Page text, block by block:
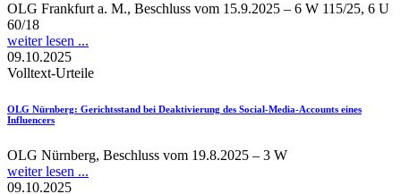
OLG Frankfurt a. M., Beschluss vom 15.9.2025 – 6 W 115/25, 6 U
60/18
weiter lesen ...
09.10.2025
Volltext-Urteile
OLG Nürnberg: Gerichtsstand bei Deaktivierung des Social-Media-Accounts eines
Influencers
OLG Nürnberg, Beschluss vom 19.8.2025 – 3 W
weiter lesen ...
09.10.2025